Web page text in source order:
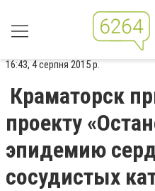
16:43, 4 серпня 2015 р.
Краматорск
проекту
эпидемию
сосудистых